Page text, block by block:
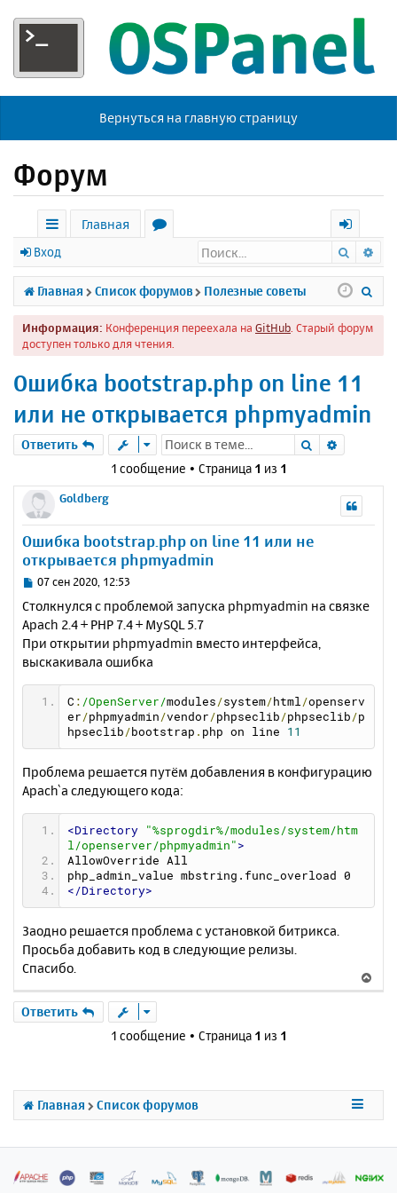
Вернуться на главную страницу
Форум
с
ы
л
к
Главная
р
у
м
х
о
д
Вход Поиск
Главная Список форумов Полезные советы
Информация: Конференция переехала на GitHub . Старый форум
доступен только для чтения.
Ошибка bootstrap.php on line 11
или не открывается phpmyadmin
Ответить Поиск
1 сообщение • Страница 1 из 1
Goldberg
Ошибка bootstrap.php on line 11 или не
открывается phpmyadmin
С
о
б
щ
е
07 сен 2020, 12:53
Столкнулся с проблемой запуска phpmyadmin на связке
Apach 2.4 + PHP 7.4 + MySQL 5.7
При открытии phpmyadmin вместо интерфейса,
выскакивала ошибка
C : /OpenServer/modules /system/ html /openserv
er /phpmyadmin /vendor /phpseclib /phpseclib /p
hpseclib / bootstrap . php on line 11
Проблема решается путём добавления в конфигурацию
Apach`а следующего кода:
<Directory
"%sprogdir%/modules/system/htm
l/openserver/phpmyadmin" >
AllowOverride All
php_admin_value mbstring.func_overload 0
</Directory>
Заодно решается проблема с установкой битрикса.
Просьба добавить код в следующие релизы.
Спасибо.
е
с
н
ч
Ответить
1 сообщение • Страница 1 из 1
Главная Список форумов